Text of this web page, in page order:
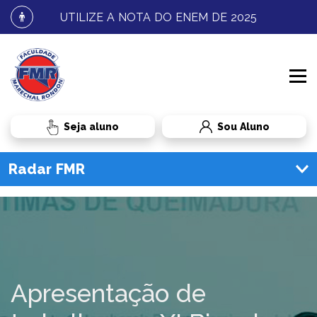
UTILIZE A NOTA DO ENEM DE 2025
Sou Aluno
PROCESSO SELETIVO
TRANSFERÊNCIA
BIOMEDICINA
GRADUAÇÃO
INSTITUCIONAL
Radar FMR
Novidades
Carreira
Apresentação de